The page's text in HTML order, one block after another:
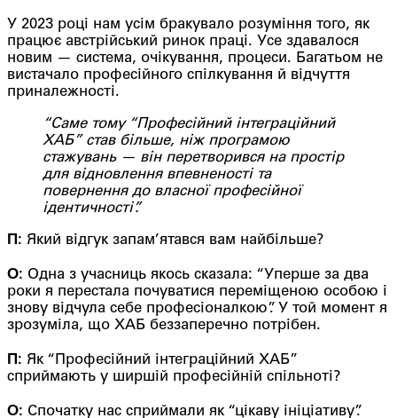
У 2023 році нам усім бракувало розуміння того, як
працює австрійський ринок праці. Усе здавалося
новим — система, очікування, процеси. Багатьом не
вистачало професійного спілкування й відчуття
приналежності.
“Саме тому “Професійний інтеграційний
ХАБ” став більше, ніж програмою
стажувань — він перетворився на простір
для відновлення впевненості та
повернення до власної професійної
ідентичності”.
П: Який відгук запам’ятався вам найбільше?
О: Одна з учасниць якось сказала: “Уперше за два
роки я перестала почуватися переміщеною особою і
знову відчула себе професіоналкою”. У той момент я
зрозуміла, що ХАБ беззаперечно потрібен.
П: Як “Професійний інтеграційний ХАБ”
сприймають у ширшій професійній спільноті?
О: Спочатку нас сприймали як “цікаву ініціативу”.